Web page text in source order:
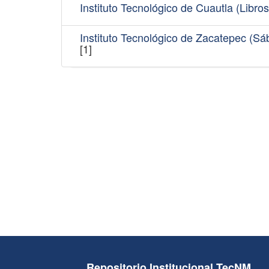
Instituto Tecnológico de Cuautla
Instituto Tecnológico de Zacatepec
[1]